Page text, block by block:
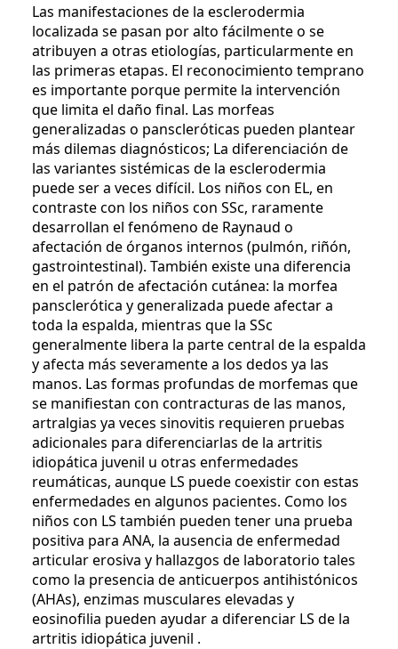
Las manifestaciones de la esclerodermia
localizada se pasan por alto fácilmente o se
atribuyen a otras etiologías, particularmente en
las primeras etapas. El reconocimiento temprano
es importante porque permite la intervención
que limita el daño final. Las morfeas
generalizadas o panscleróticas pueden plantear
más dilemas diagnósticos; La diferenciación de
las variantes sistémicas de la esclerodermia
puede ser a veces difícil. Los niños con EL, en
contraste con los niños con SSc, raramente
desarrollan el fenómeno de Raynaud o
afectación de órganos internos (pulmón, riñón,
gastrointestinal). También existe una diferencia
en el patrón de afectación cutánea: la morfea
pansclerótica y generalizada puede afectar a
toda la espalda, mientras que la SSc
generalmente libera la parte central de la espalda
y afecta más severamente a los dedos ya las
manos. Las formas profundas de morfemas que
se manifiestan con contracturas de las manos,
artralgias ya veces sinovitis requieren pruebas
adicionales para diferenciarlas de la artritis
idiopática juvenil u otras enfermedades
reumáticas, aunque LS puede coexistir con estas
enfermedades en algunos pacientes. Como los
niños con LS también pueden tener una prueba
positiva para ANA, la ausencia de enfermedad
articular erosiva y hallazgos de laboratorio tales
como la presencia de anticuerpos antihistónicos
(AHAs), enzimas musculares elevadas y
eosinofilia pueden ayudar a diferenciar LS de la
artritis idiopática juvenil .